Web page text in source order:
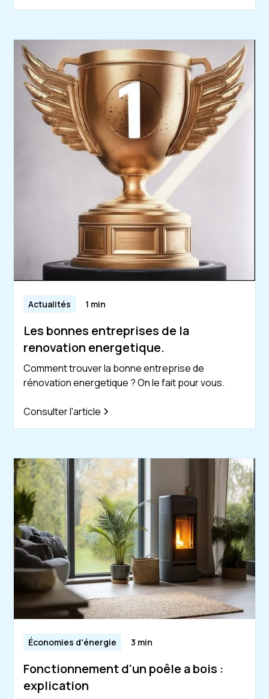
Actualités 1 min
Les bonnes entreprises de la
renovation energetique.
Comment trouver la bonne entreprise de
rénovation energetique ? On le fait pour vous.
Consulter l'article
Économies d'énergie 3 min
Fonctionnement d'un poêle a bois :
explication